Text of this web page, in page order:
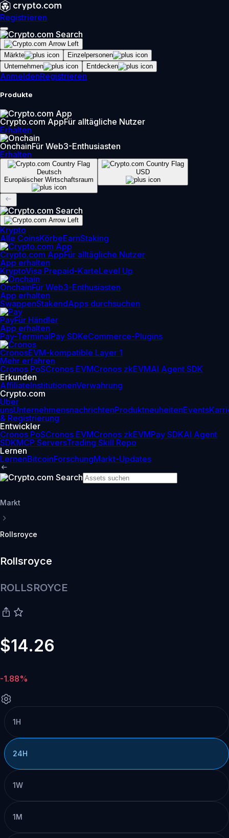
Registrieren
Märkte
Einzelpersonen
Unternehmen
Entdecken
AnmeldenRegistrieren
Produkte
Crypto.com AppFür alltägliche Nutzer
Erhalten
OnchainFür Web3-Enthusiasten
Erhalten
Deutsch
Europäischer Wirtschaftsraum
USD
Krypto
Alle CoinsKörbeEarnStaking
Crypto.com AppFür alltägliche Nutzer
App erhalten
KryptoVisa Prepaid-KarteLevel Up
OnchainFür Web3-Enthusiasten
App erhalten
SwappenStakendApps durchsuchen
PayFür Händler
App erhalten
Pay-TerminalPay SDKeCommerce-Plugins
CronosEVM-kompatible Layer 1
Mehr erfahren
Cronos PoSCronos EVMCronos zkEVMAI Agent SDK
Erkunden
AffiliateInstitutionenVerwahrung
Crypto.com
Über
unsUnternehmensnachrichtenProduktneuheitenEvents
& Registrierung
Entwickler
Cronos PoSCronos EVMCronos zkEVMPay SDKAI Agent
SDKMCP ServersTrading Skill Repo
Lernen
LernenBitcoinForschungMarkt-Updates
Markt
Rollsroyce
Rollsroyce
ROLLSROYCE
$14.26
-1.88%
1H
24H
1W
1M